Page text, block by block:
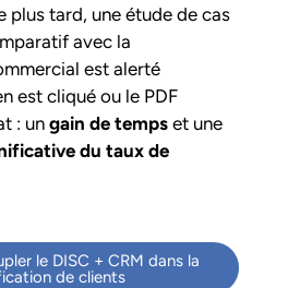
plus tard, une étude de cas
avec la
est alerté
est cliqué ou le PDF
: un gain de tempset une
du taux de
le DISC + CRM dans la
de clients